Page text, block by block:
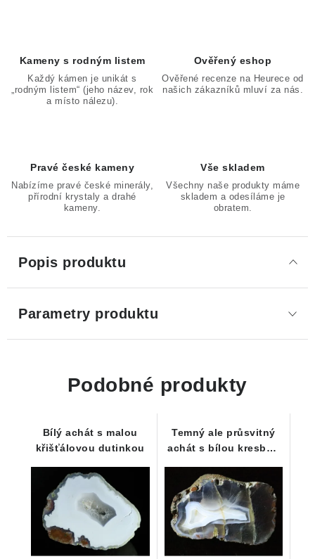
Kameny s rodným listem
Každý kámen je unikát s
„rodným listem“ (jeho název, rok
a místo nálezu).
Ověřený eshop
Ověřené recenze na Heurece od
našich zákazníků mluví za nás.
Pravé české kameny
Nabízíme pravé české minerály,
přírodní krystaly a drahé
kameny.
Vše skladem
Všechny naše produkty máme
skladem a odesíláme je
obratem.
Popis produktu
Parametry produktu
Podobné produkty
Bílý achát s malou
křišťálovou dutinkou
Temný ale průsvitný
achát s bílou kresbou